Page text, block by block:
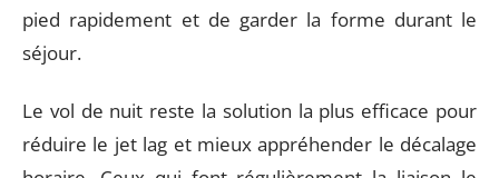
pied rapidement et de garder la forme durant le
séjour.
Le vol de nuit reste la solution la plus efficace pour
réduire le jet lag et mieux appréhender le décalage